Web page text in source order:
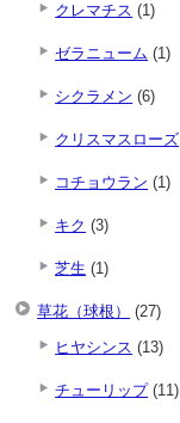
クレマチス (1)
ゼラニューム (1)
シクラメン (6)
クリスマスローズ
コチョウラン (1)
キク (3)
芝生 (1)
草花（球根）
(27)
ヒヤシンス (13)
チューリップ(11)